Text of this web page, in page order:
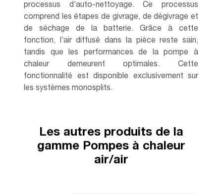
processus d’auto-nettoyage. Ce processus
comprend les étapes de givrage, de dégivrage et
de séchage de la batterie. Grâce à cette
fonction, l’air diffusé dans la pièce reste sain,
tandis que les performances de la pompe à
chaleur demeurent optimales. Cette
fonctionnalité est disponible exclusivement sur
les systèmes monosplits.
Les autres produits de la
gamme Pompes à chaleur
air/air